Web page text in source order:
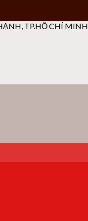
TP.HỒ CHÍ MINH